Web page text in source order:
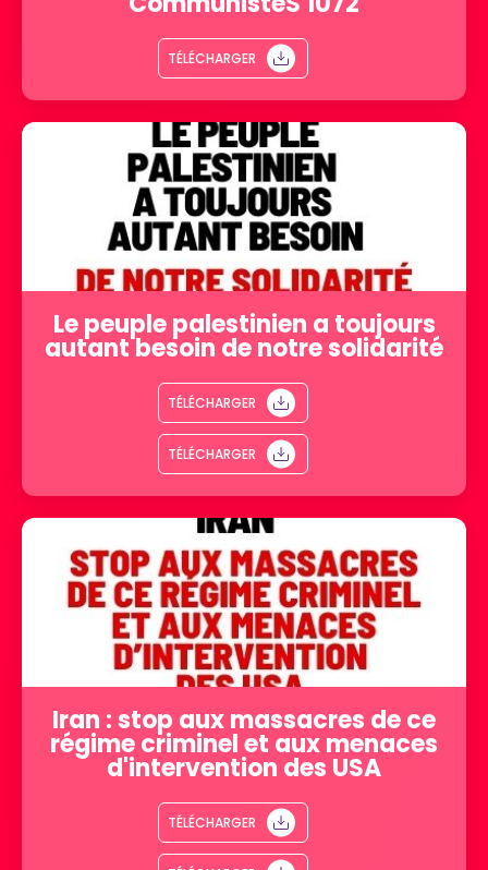
TÉLÉCHARGER
Le peuple palestinien a toujours
autant besoin de notre solidarité
TÉLÉCHARGER
TÉLÉCHARGER
Iran : stop aux massacres de ce
régime criminel et aux menaces
d'intervention des USA
TÉLÉCHARGER